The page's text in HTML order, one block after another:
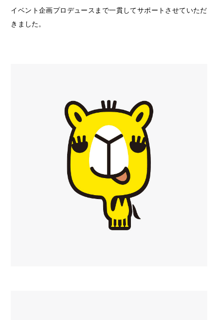
イベント企画プロデュースまで一貫してサポートさせていただ
きました。